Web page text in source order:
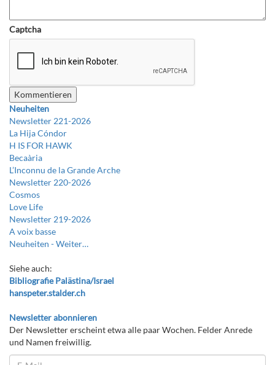
Captcha
Neuheiten
Newsletter 221-2026
La Hija Cóndor
H IS FOR HAWK
Becaària
L’Inconnu de la Grande Arche
Newsletter 220-2026
Cosmos
Love Life
Newsletter 219-2026
A voix basse
Neuheiten -Weiter…
Siehe auch:
Bibliografie Palästina/Israel
hanspeter.stalder.ch
Newsletter abonnieren
Der Newsletter erscheint etwa alle paar Wochen. Felder Anrede
und Namen freiwillig.